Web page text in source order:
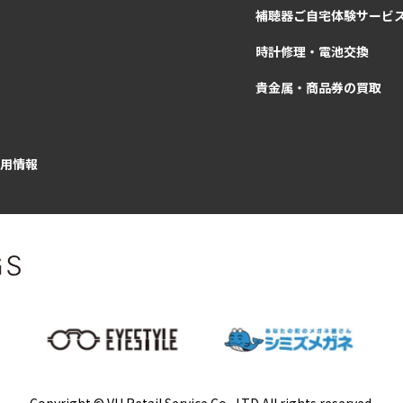
補聴器ご自宅体験サービ
時計修理・電池交換
貴金属・商品券の買取
情報